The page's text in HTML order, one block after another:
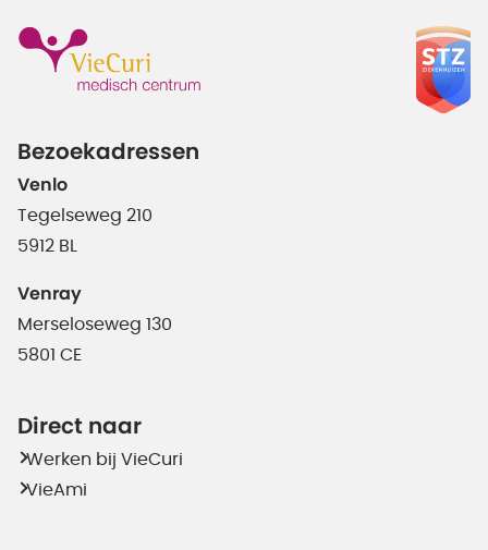
Bezoekadressen
Venlo
Tegelseweg 210
5912 BL
Venray
Merseloseweg 130
5801 CE
Direct naar
Werken bij VieCuri
VieAmi